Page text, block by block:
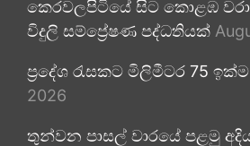
කෙරවලපිටියේ සිට කොළඹ
විදුලි සම්ප්‍රේෂණ පද්ධතියක්
ප්‍රදේශ රැසකට මිලිමීටර 75
2026
තුන්වන පාසල් වාරයේ පළමු